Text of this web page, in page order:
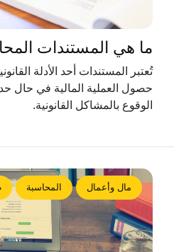
ما هي المستندات
تُعتبر المستندات أحد الأدلة
حصول العملية المالية في حال
الوقوع بالمشاكل القانونية.
مال وأعمال المحاسبة